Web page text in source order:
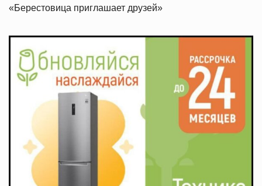
«Берестовица приглашает друзей»